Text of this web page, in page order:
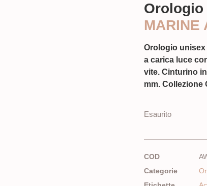
Orologio
MARINE
Orologio unisex
a carica luce
vite. Cinturino
mm. Collezione
Esaurito
COD
Categorie